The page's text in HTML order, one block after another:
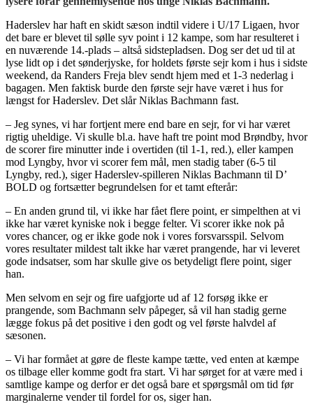
Haderslev har haft en skidt sæson indtil videre i U/17 Ligaen, hvor
det bare er blevet til sølle syv point i 12 kampe, som har resulteret i
en nuværende 14.-plads – altså sidstepladsen. Dog ser det ud til at
lyse lidt op i det sønderjyske, for holdets første sejr kom i hus i sidste
weekend, da Randers Freja blev sendt hjem med et 1-3 nederlag i
bagagen. Men faktisk burde den første sejr have været i hus for
længst for Haderslev. Det slår Niklas Bachmann fast.
– Jeg synes, vi har fortjent mere end bare en sejr, for vi har været
rigtig uheldige. Vi skulle bl.a. have haft tre point mod Brøndby, hvor
de scorer fire minutter inde i overtiden (til 1-1, red.), eller kampen
mod Lyngby, hvor vi scorer fem mål, men stadig taber (6-5 til
Lyngby, red.), siger Haderslev-spilleren Niklas Bachmann til D’
BOLD og fortsætter begrundelsen for et tamt efterår:
– En anden grund til, vi ikke har fået flere point, er simpelthen at vi
ikke har været kyniske nok i begge felter. Vi scorer ikke nok på
vores chancer, og er ikke gode nok i vores forsvarsspil. Selvom
vores resultater mildest talt ikke har været prangende, har vi leveret
gode indsatser, som har skulle give os betydeligt flere point, siger
han.
Men selvom en sejr og fire uafgjorte ud af 12 forsøg ikke er
prangende, som Bachmann selv påpeger, så vil han stadig gerne
lægge fokus på det positive i den godt og vel første halvdel af
sæsonen.
– Vi har formået at gøre de fleste kampe tætte, ved enten at kæmpe
os tilbage eller komme godt fra start. Vi har sørget for at være med i
samtlige kampe og derfor er det også bare et spørgsmål om tid før
marginalerne vender til fordel for os, siger han.